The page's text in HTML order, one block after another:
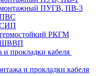
ПУГВ, ПВ-3
СИП
РКГМ
ШВВП
и прокладки кабеля
и прокладки кабеля